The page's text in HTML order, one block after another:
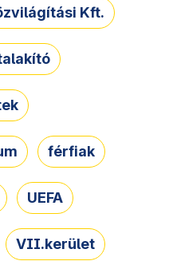
Kft.
férfiak
UEFA
VII.kerület